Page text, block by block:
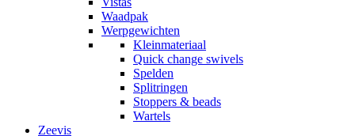
Waadpak
Werpgewichten
Kleinmateriaal
Quick change swivels
Spelden
Splitringen
Stoppers & beads
Wartels
Zeevis